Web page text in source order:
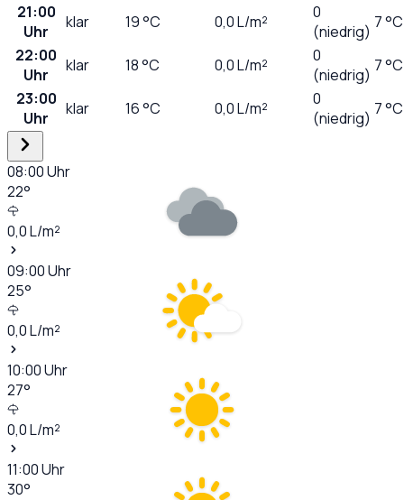
21:00
Uhr
klar 19°C 0,0L/m²
0
(niedrig) 7 °C
22:00
Uhr
klar 18°C 0,0L/m²
0
(niedrig) 7 °C
23:00
Uhr
klar 16°C 0,0L/m²
0
(niedrig) 7 °C
08:00Uhr
22°
0,0L/m²
09:00Uhr
25°
0,0L/m²
10:00Uhr
27°
0,0L/m²
11:00Uhr
30°